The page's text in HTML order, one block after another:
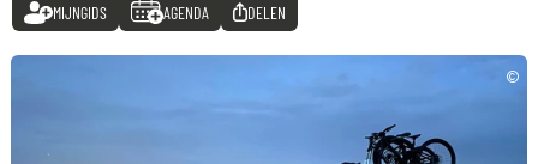
MIJNGIDS AGENDA DELEN
©